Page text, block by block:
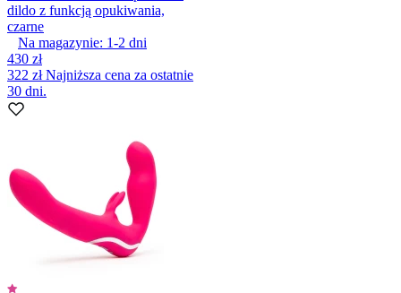
dildo z funkcją opukiwania,
czarne
Na magazynie: 1-2 dni
430 zł
322 złNajniższa cena za ostatnie
30 dni.